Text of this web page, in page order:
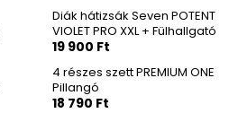
Diák hátizsák Seven POTENT
VIOLET PRO XXL + Fülhallgató
19 900 Ft
4 részes szett PREMIUM ONE
Pillangó
18 790 Ft